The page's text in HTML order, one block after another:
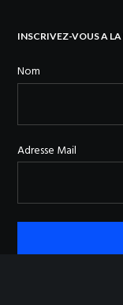
INSCRIVEZ-VOUS A
Nom
Adresse Mail